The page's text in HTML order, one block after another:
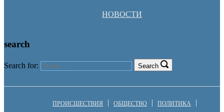
НОВОСТИ
search
Search for: Search
ПРОИСШЕСТВИЯ ОБЩЕСТВО ПОЛИТИКА